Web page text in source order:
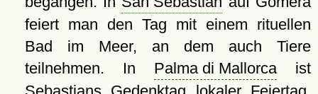
feiert man den Tag mit einem rituellen
Bad im Meer, an dem auch Tiere
teilnehmen. In Palma di Mallorcaist